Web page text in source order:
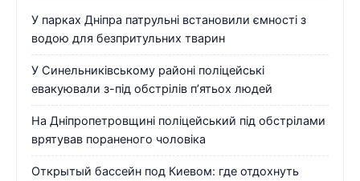
У парках Дніпра патрульні встановили ємності з
водою для безпритульних тварин
У Синельниківському районі поліцейські
евакуювали з-під обстрілів п’ятьох людей
На Дніпропетровщині поліцейський під обстрілами
врятував пораненого чоловіка
Открытый бассейн под Киевом: где отдохнуть